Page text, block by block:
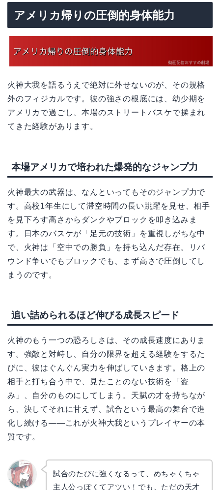
アメリカ帰りの圧倒的身体能力
火神大我を語るうえで絶対に外せないのが、その規格
外のフィジカルです。彼の強さの根底には、幼少期を
アメリカで過ごし、本場のストリートバスケで揉まれ
てきた経験があります。
本場アメリカで培われた爆発的なジャンプ力
火神最大の武器は、なんといってもそのジャンプ力で
す。高校1年生にして滞空時間の長い跳躍を見せ、相手
を見下ろす高さからダンクやブロックを叩き込みま
す。日本のバスケが「足元の技術」を重視しがちな中
で、火神は「空中での勝負」を持ち込んだ存在。リバ
ウンド争いでもブロックでも、まず高さで圧倒してし
まうのです。
追い詰められるほど伸びる成長スピード
火神のもう一つの恐ろしさは、その成長速度にありま
す。強敵と対峙し、自分の限界を超える経験をするた
びに、彼はぐんぐん実力を伸ばしていきます。格上の
相手と打ち合う中で、見たことのない技術を「盗
み」、自分のものにしてしまう。天賦の才を持ちなが
ら、決してそれに甘えず、試合という最高の舞台で進
化し続ける——これが火神大我というプレイヤーの本
質です。
試合のたびに強くなるって、めちゃくちゃ
主人公っぽくてアツい！でも、ただの天才